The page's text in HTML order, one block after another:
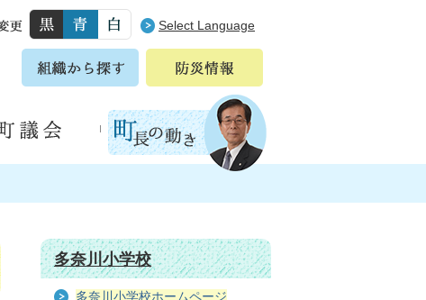
Select Language
多奈川小学校
多奈川小学校ホームページ